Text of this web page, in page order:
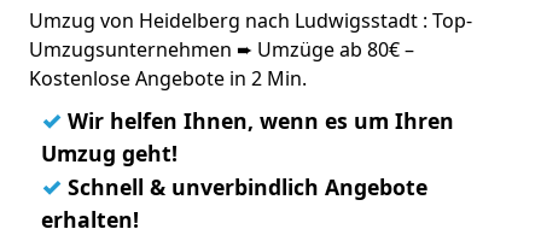
Umzug von Heidelberg nach Ludwigsstadt : Top-
Umzugsunternehmen ➨ Umzüge ab 80€ –
Kostenlose Angebote in 2 Min.
✓ Wir helfen Ihnen, wenn es um Ihren
Umzug geht!
✓ Schnell & unverbindlich Angebote
erhalten!